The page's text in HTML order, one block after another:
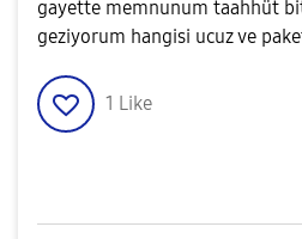
gayette memnunum taahhüt
geziyorum hangisi ucuz ve
1 Like